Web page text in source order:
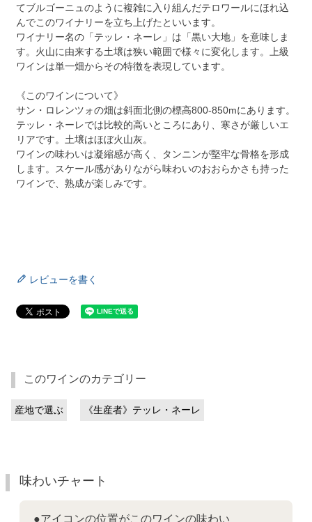
てブルゴーニュのように複雑に入り組んだテロワールにほれ込
んでこのワイナリーを立ち上げたといいます。
ワイナリー名の「テッレ・ネーレ」は「黒い大地」を意味しま
す。火山に由来する土壌は狭い範囲で様々に変化します。上級
ワインは単一畑からその特徴を表現しています。
《このワインについて》
サン・ロレンツォの畑は斜面北側の標高800-850mにあります。
テッレ・ネーレでは比較的高いところにあり、寒さが厳しいエ
リアです。土壌はほぼ火山灰。
ワインの味わいは凝縮感が高く、タンニンが堅牢な骨格を形成
します。スケール感がありながら味わいのおおらかさも持った
ワインで、熟成が楽しみです。
レビューを書く
このワインのカテゴリー
産地で選ぶ 《生産者》テッレ・ネーレ
味わいチャート
●アイコンの位置がこのワインの味わい